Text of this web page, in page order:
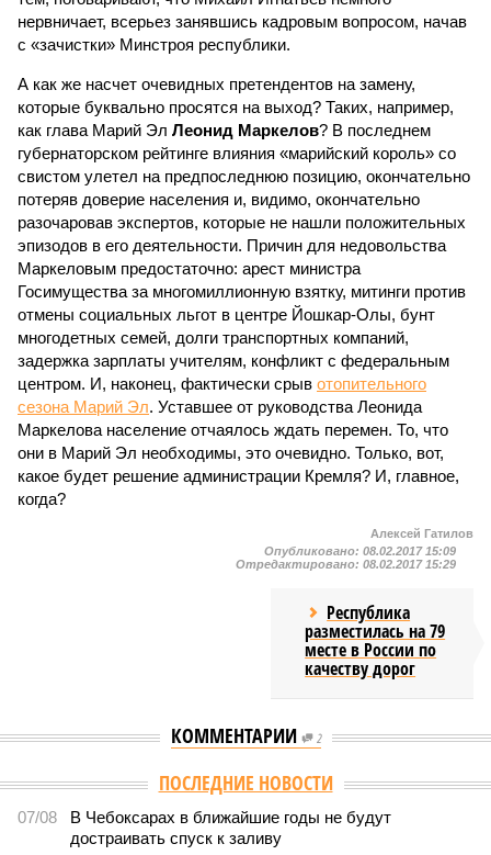
нервничает, всерьез занявшись кадровым вопросом, начав
с «зачистки» Минстроя республики.
А как же насчет очевидных претендентов на замену,
которые буквально просятся на выход? Таких, например,
как глава Марий Эл Леонид Маркелов? В последнем
губернаторском рейтинге влияния «марийский король» со
свистом улетел на предпоследнюю позицию, окончательно
потеряв доверие населения и, видимо, окончательно
разочаровав экспертов, которые не нашли положительных
эпизодов в его деятельности. Причин для недовольства
Маркеловым предостаточно: арест министра
Госимущества за многомиллионную взятку, митинги против
отмены социальных льгот в центре Йошкар-Олы, бунт
многодетных семей, долги транспортных компаний,
задержка зарплаты учителям, конфликт с федеральным
центром. И, наконец, фактически срыв отопительного
сезона Марий Эл. Уставшее от руководства Леонида
Маркелова население отчаялось ждать перемен. То, что
они в Марий Эл необходимы, это очевидно. Только, вот,
какое будет решение администрации Кремля? И, главное,
когда?
Алексей Гатилов
Опубликовано: 08.02.2017 15:09
Отредактировано: 08.02.2017 15:29
Республика
разместилась на 79
месте в России по
качеству дорог
КОММЕНТАРИИ 2
ПОСЛЕДНИЕ НОВОСТИ
07/08
В Чебоксарах в ближайшие годы не будут
достраивать спуск к заливу